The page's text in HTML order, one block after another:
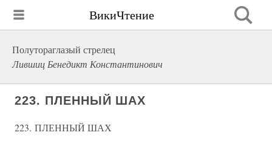
ВикиЧтение
Полутораглазый стрелец
Лившиц Бенедикт Константинович
223. ПЛЕННЫЙ ШАХ
223. ПЛЕННЫЙ ШАХ